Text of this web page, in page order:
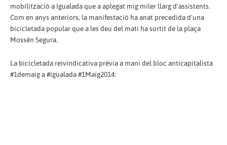
mobilització a Igualada que a aplegat mig miler llarg d'assistents.
Com en anys anteriors, la manifestació ha anat precedida d'una
bicicletada popular que a les deu del matí ha sortit de la plaça
Mossèn Segura.
La bicicletada reivindicativa prèvia a mani del bloc anticapitalista
#1demaig a #igualada #1Maig2014: